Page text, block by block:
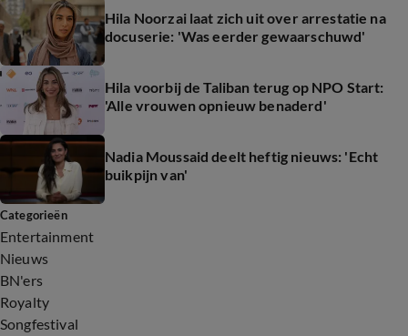
Hila Noorzai laat zich uit over arrestatie na
docuserie: 'Was eerder gewaarschuwd'
Hila voorbij de Taliban terug op NPO Start:
'Alle vrouwen opnieuw benaderd'
Nadia Moussaid deelt heftig nieuws: 'Echt
buikpijn van'
Categorieën
Entertainment
Nieuws
BN'ers
Royalty
Songfestival